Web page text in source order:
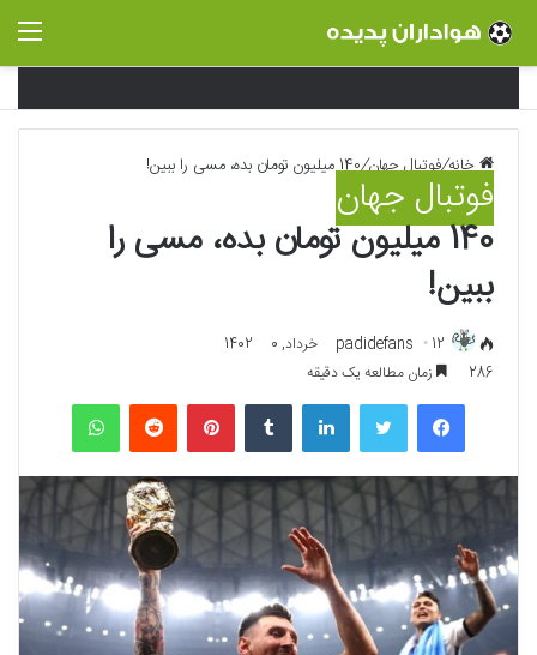
خانه/فوتبال جهان/140 میلیون تومان بده، مسی را ببین!
فوتبال جهان
140 میلیون تومان بده، مسی را
ببین!
padidefans 12 خرداد, 1402
0
286
زمان مطالعه یک دقیقه
فیسبوک لینکداین پینتریست